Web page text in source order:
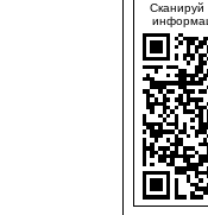
Сканируй